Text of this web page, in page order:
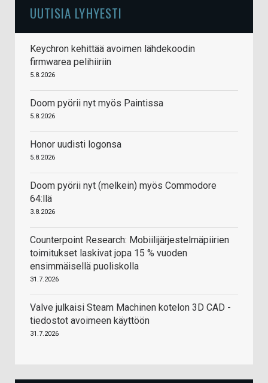
UUTISIA LYHYESTI
Keychron kehittää avoimen lähdekoodin
firmwarea pelihiiriin
5.8.2026
Doom pyörii nyt myös Paintissa
5.8.2026
Honor uudisti logonsa
5.8.2026
Doom pyörii nyt (melkein) myös Commodore
64:llä
3.8.2026
Counterpoint Research: Mobiilijärjestelmäpiirien
toimitukset laskivat jopa 15 % vuoden
ensimmäisellä puoliskolla
31.7.2026
Valve julkaisi Steam Machinen kotelon 3D CAD -
tiedostot avoimeen käyttöön
31.7.2026